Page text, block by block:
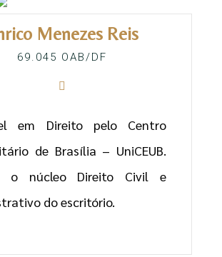
Menezes Reis
69.045 OAB/DF
em Direito pelo Centro
de Brasília – UniCEUB.
o núcleo Direito Civil e
do escritório.